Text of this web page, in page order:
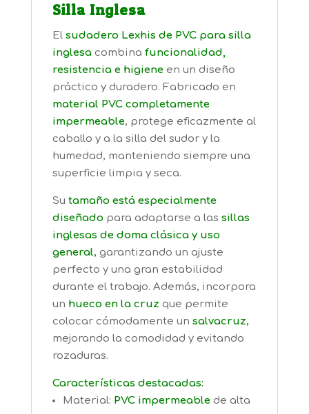
Silla Inglesa
El sudadero Lexhis de PVC para silla
inglesacombina funcionalidad,
resistencia e higiene en un diseño
práctico y duradero. Fabricado en
material PVC completamente
impermeable, protege eficazmente al
caballo y a la silla del sudor y la
humedad, manteniendo siempre una
superficie limpia y seca.
Su tamaño está especialmente
diseñado para adaptarse a las sillas
inglesas de doma clásica y uso
general, garantizando un ajuste
perfecto y una gran estabilidad
durante el trabajo. Además, incorpora
un hueco en la cruz que permite
colocar cómodamente un salvacruz,
mejorando la comodidad y evitando
rozaduras.
Características destacadas:
Material: PVC impermeable de alta